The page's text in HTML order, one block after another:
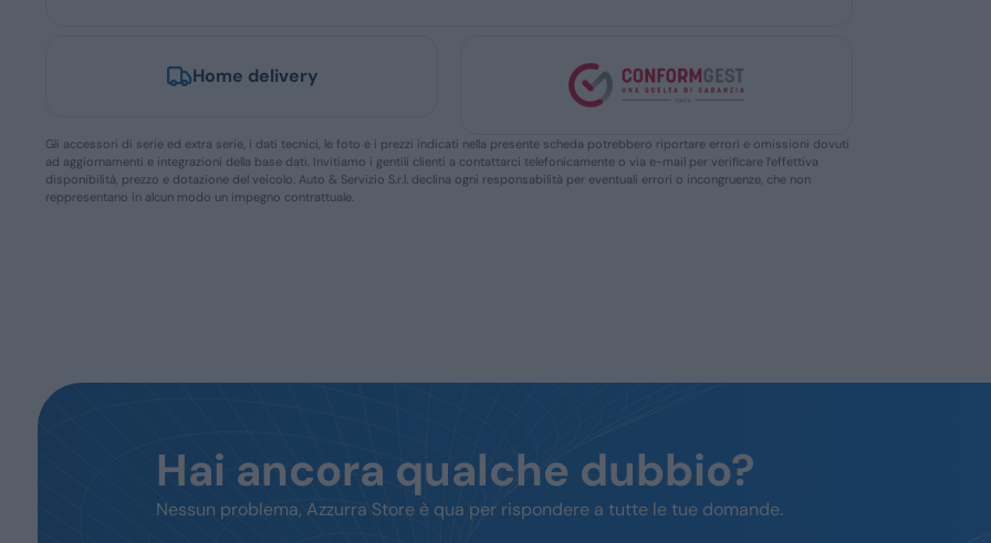
Home delivery
Gli accessori di serie ed extra serie, i dati tecnici, le foto e i prezzi indicati nella presente scheda potrebbero riportare errori e omissioni dovuti
ad aggiornamenti e integrazioni della base dati. Invitiamo i gentili clienti a contattarci telefonicamente o via e-mail per verificare l’effettiva
disponibilità, prezzo e dotazione del veicolo. Auto & Servizio S.r.l. declina ogni responsabilità per eventuali errori o incongruenze, che non
reppresentano in alcun modo un impegno contrattuale.
Hai ancora qualche dubbio?
Nessun problema, Azzurra Store è qua per rispondere a tutte le tue domande.